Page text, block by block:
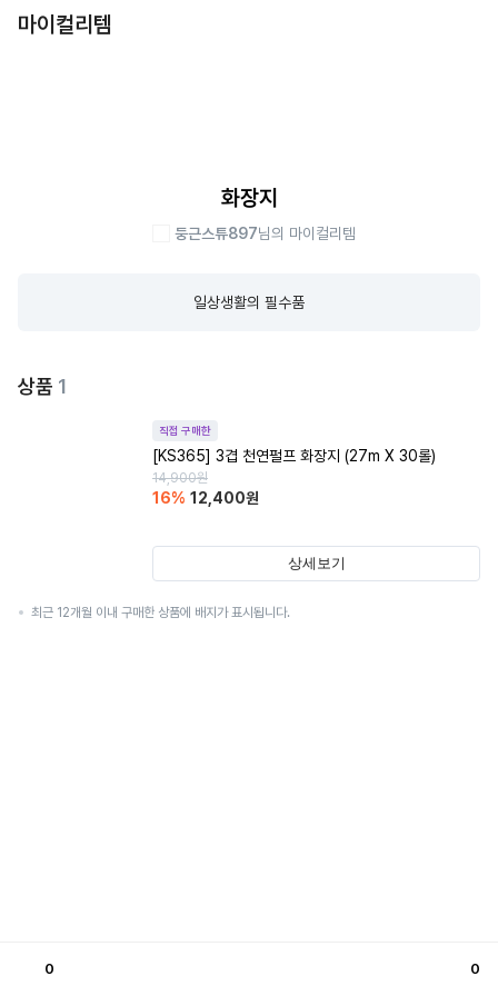
마이컬리템
화장지
둥근스튜897님의 마이컬리템
일상생활의 필수품
상품 1
직접 구매한
[KS365] 3겹 천연펄프 화장지 (27m X 30롤)
14,900원
16% 12,400원
상세보기
최근 12개월 이내 구매한 상품에 배지가 표시됩니다.
0 0